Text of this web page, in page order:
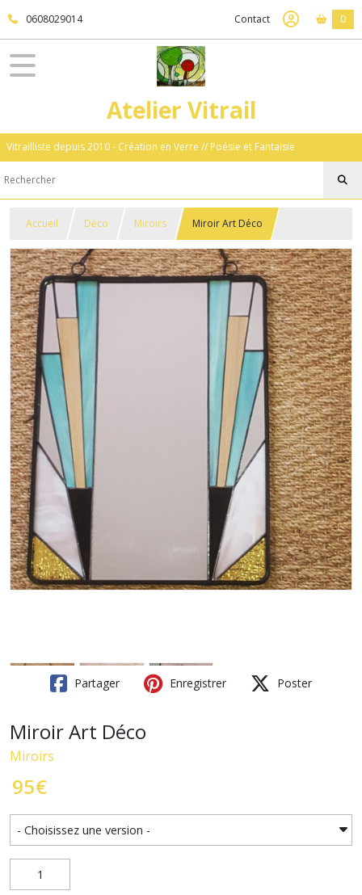
0608029014 Contact 0
Atelier Vitrail
Vitrailliste depuis 2010 - Création en Verre // Poésie et Fantaisie
Accueil Déco Miroirs Miroir Art Déco
Partager Enregistrer Poster
Miroir Art Déco
Miroirs
95€